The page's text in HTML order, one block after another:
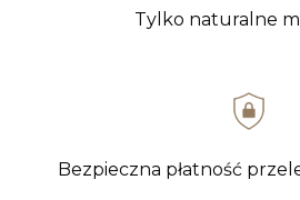
Tylko naturalne
Bezpieczna płatność